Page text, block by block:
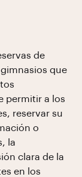
de
que
permitir a los
reservar su
o
la
clara de la
en los